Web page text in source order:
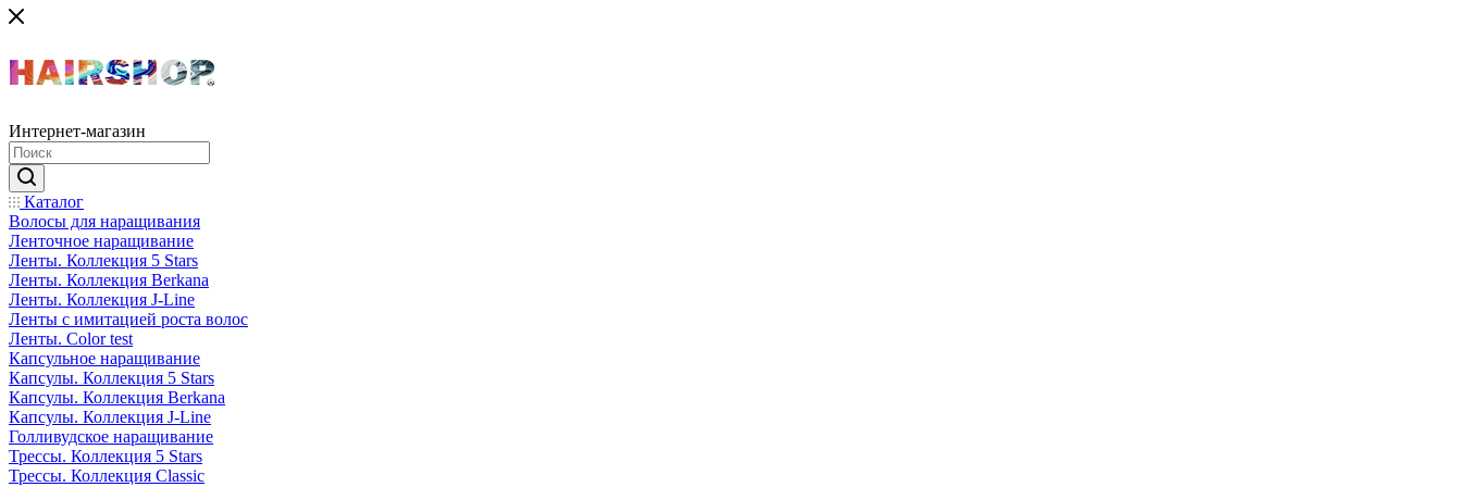
Интернет-магазин
Каталог
Волосы для наращивания
Ленточное наращивание
Ленты. Коллекция 5 Stars
Ленты. Коллекция Berkana
Ленты. Коллекция J-Line
Ленты с имитацией роста волос
Ленты. Color test
Капсульное наращивание
Капсулы. Коллекция 5 Stars
Капсулы. Коллекция Berkana
Капсулы. Коллекция J-Line
Голливудское наращивание
Трессы. Коллекция 5 Stars
Трессы. Коллекция Classic